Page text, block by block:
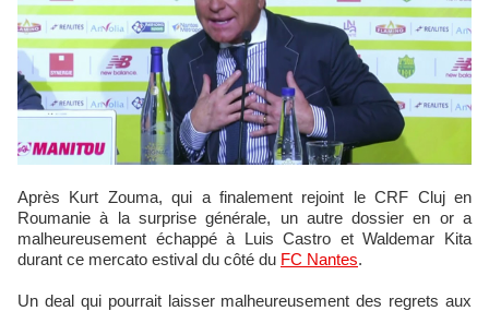
Après Kurt Zouma, qui a finalement rejoint le CRF Cluj en
Roumanie à la surprise générale, un autre dossier en or a
malheureusement échappé à Luis Castro et Waldemar Kita
durant ce mercato estival du côté du FC Nantes.
Un deal qui pourrait laisser malheureusement des regrets aux